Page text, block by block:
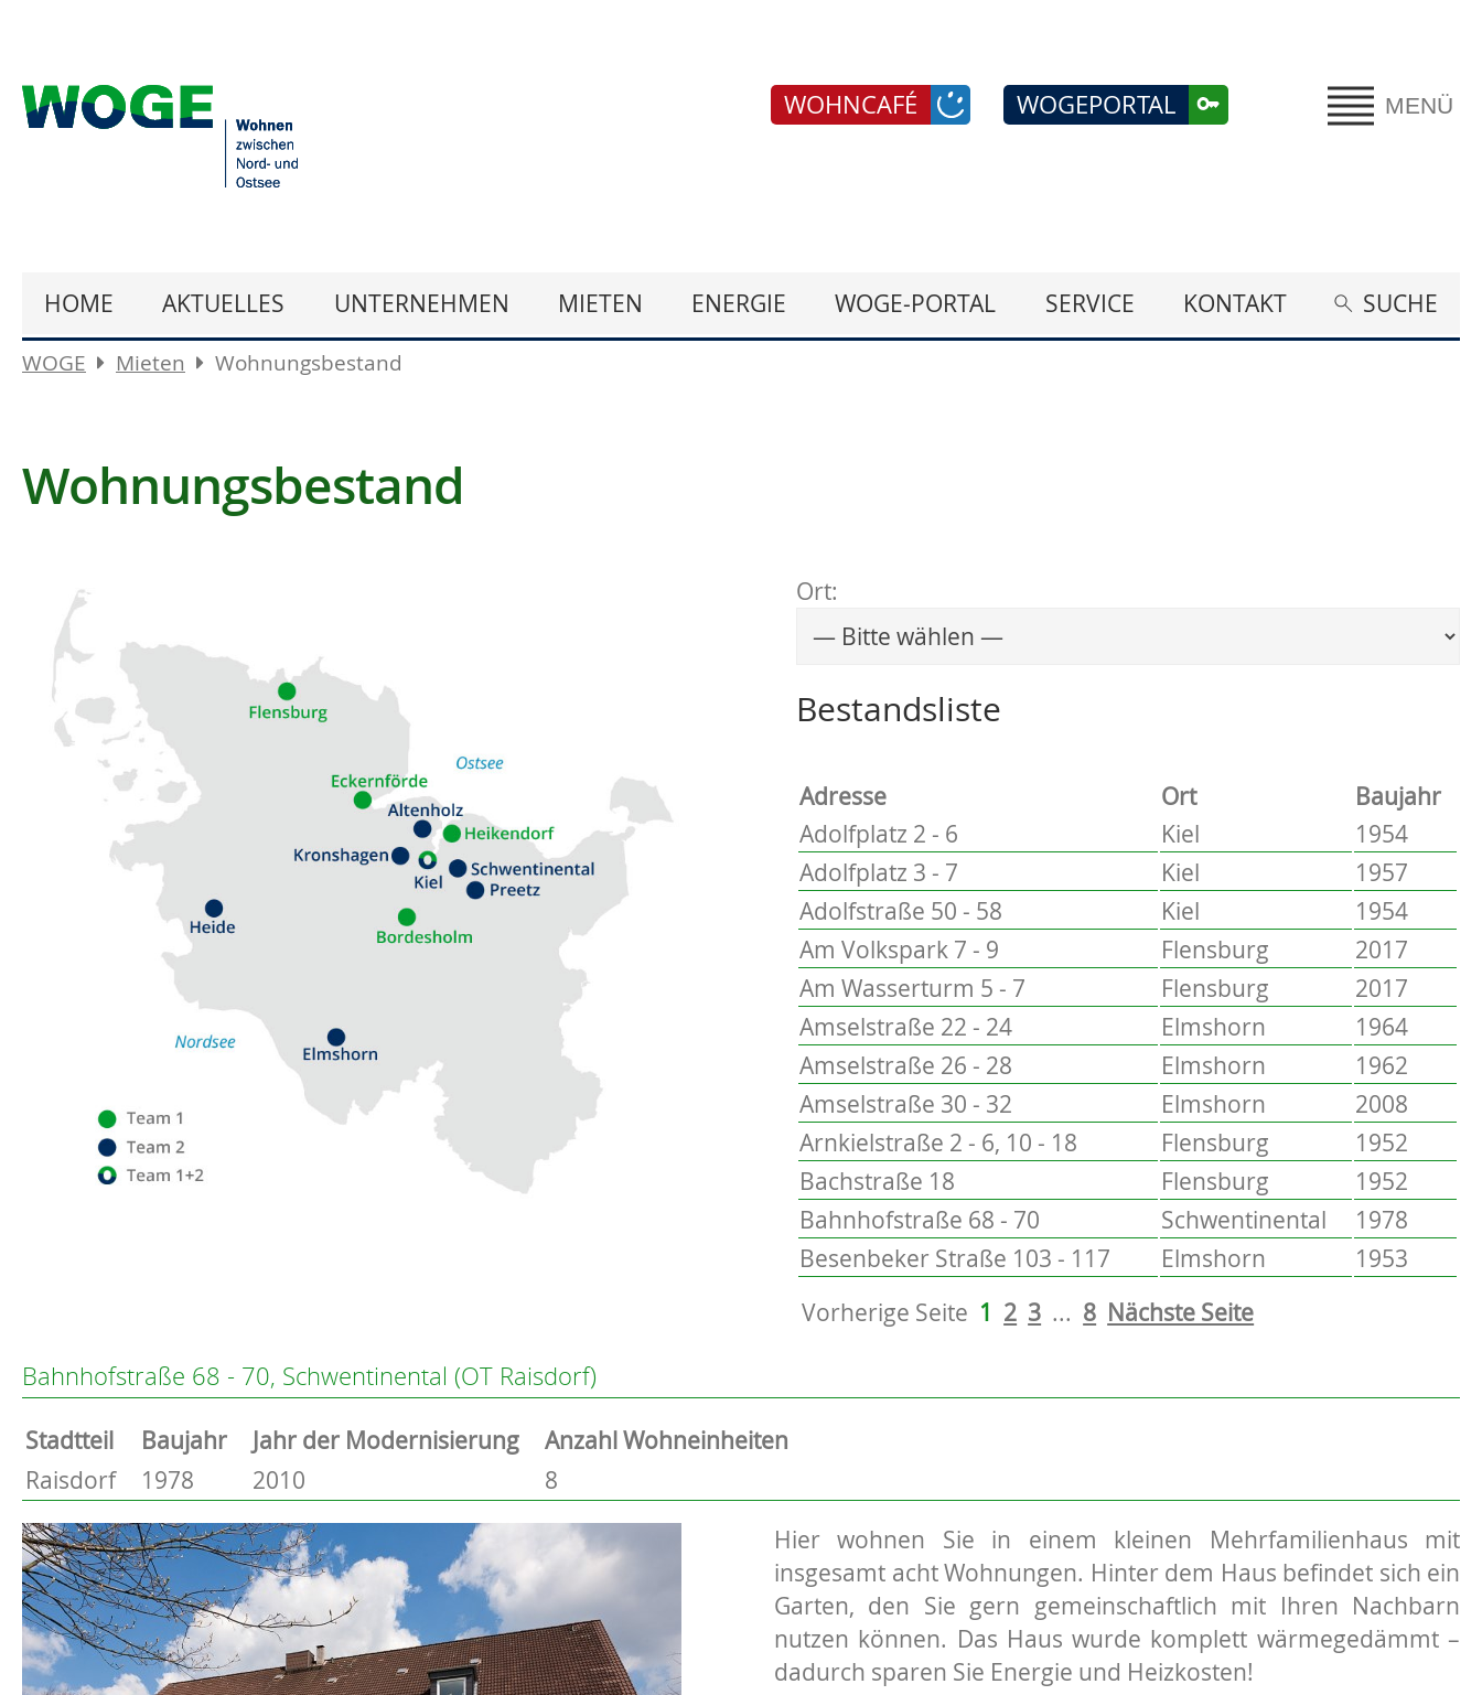
MENÜ
WOGEPORTAL
WOHNCAFÉ
HOME AKTUELLES UNTERNEHMEN MIETEN ENERGIE WOGE-PORTAL SERVICE KONTAKT SUCHE
WOGE Mieten Wohnungsbestand
Wohnungsbestand
Heikendorf
Kronshagen
Kiel
Schwentinental
Preetz
Heide
Bordesholm
Elmshorn
Ort:
Wählen Sie einen Ort, um zur entsprechenden Seite zu
Bestandsliste
Adresse Ort
Baujahr
Adolfplatz 2 - 6
Kiel
1954
Adolfplatz 3 - 7
Kiel
1957
Adolfstraße 50 - 58
Kiel
1954
Am Volkspark 7 - 9
Flensburg
2017
Am Wasserturm 5 - 7
Flensburg
2017
Amselstraße 22 - 24
Elmshorn
1964
Amselstraße 26 - 28
Elmshorn
1962
Amselstraße 30 - 32
Elmshorn
2008
Arnkielstraße 2 - 6, 10 - 18
Flensburg
1952
Bachstraße 18
Flensburg
1952
Bahnhofstraße 68 - 70
Schwentinental
1978
Besenbeker Straße 103 - 117
Elmshorn
1953
Vorherige Seite 1 2 3 ... 8 Nächste Seite
Bahnhofstraße 68 - 70, Schwentinental (OT Raisdorf)
Stammdaten
Basisdaten zur Immobilie
Stadtteil Baujahr Jahr der Modernisierung
Anzahl Wohneinheiten
Raisdorf
1978 2010 8
Beschreibung
Hier wohnen Sie in einem kleinen Mehrfamilienhaus mit
insgesamt acht Wohnungen. Hinter dem Haus befindet sich ein
Garten, den Sie gern gemeinschaftlich mit Ihren Nachbarn
nutzen können. Das Haus wurde komplett wärmegedämmt –
dadurch sparen Sie Energie und Heizkosten!